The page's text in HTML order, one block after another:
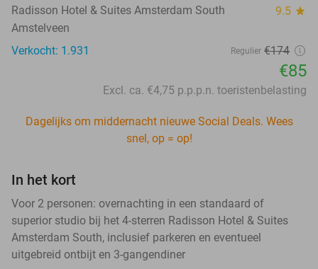
Radisson Hotel & Suites Amsterdam South 9.5 star
Amstelveen
Verkocht: 1.931
Regulier €174
€85
Excl. ca. €4,75 p.p.p.n. toeristenbelasting
Dagelijks om middernacht nieuwe Social Deals. Wees
snel, op = op!
In het kort
Voor 2 personen: overnachting in een standaard of
superior studio bij het 4-sterren Radisson Hotel & Suites
Amsterdam South, inclusief parkeren en eventueel
uitgebreid ontbijt en 3-gangendiner